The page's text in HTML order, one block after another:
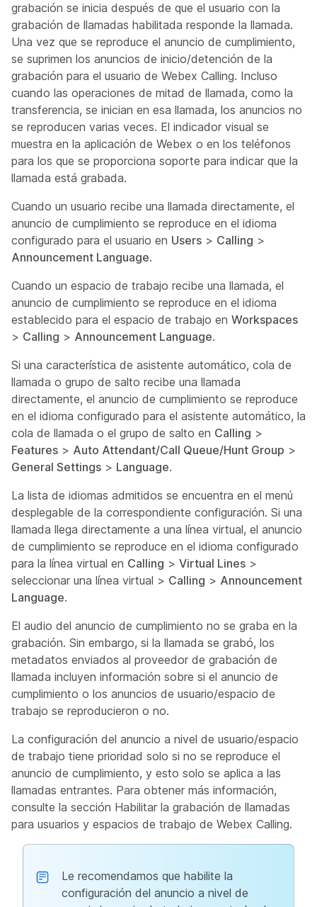
grabación se inicia después de que el usuario con la
grabación de llamadas habilitada responde la llamada.
Una vez que se reproduce el anuncio de cumplimiento,
se suprimen los anuncios de inicio/detención de la
grabación para el usuario de Webex Calling. Incluso
cuando las operaciones de mitad de llamada, como la
transferencia, se inician en esa llamada, los anuncios no
se reproducen varias veces. El indicador visual se
muestra en la aplicación de Webex o en los teléfonos
para los que se proporciona soporte para indicar que la
llamada está grabada.
Cuando un usuario recibe una llamada directamente, el
anuncio de cumplimiento se reproduce en el idioma
configurado para el usuario en Users > Calling >
Announcement Language.
Cuando un espacio de trabajo recibe una llamada, el
anuncio de cumplimiento se reproduce en el idioma
establecido para el espacio de trabajo en Workspaces
> Calling > Announcement Language.
Si una característica de asistente automático, cola de
llamada o grupo de salto recibe una llamada
directamente, el anuncio de cumplimiento se reproduce
en el idioma configurado para el asistente automático, la
cola de llamada o el grupo de salto en Calling >
Features > Auto Attendant/Call Queue/Hunt Group >
General Settings > Language.
La lista de idiomas admitidos se encuentra en el menú
desplegable de la correspondiente configuración. Si una
llamada llega directamente a una línea virtual, el anuncio
de cumplimiento se reproduce en el idioma configurado
para la línea virtual en Calling > Virtual Lines >
seleccionar una línea virtual > Calling > Announcement
Language.
El audio del anuncio de cumplimiento no se graba en la
grabación. Sin embargo, si la llamada se grabó, los
metadatos enviados al proveedor de grabación de
llamada incluyen información sobre si el anuncio de
cumplimiento o los anuncios de usuario/espacio de
trabajo se reproducieron o no.
La configuración del anuncio a nivel de usuario/espacio
de trabajo tiene prioridad solo si no se reproduce el
anuncio de cumplimiento, y esto solo se aplica a las
llamadas entrantes. Para obtener más información,
consulte la sección Habilitar la grabación de llamadas
para usuarios y espacios de trabajo de Webex Calling.
Le recomendamos que habilite la
configuración del anuncio a nivel de